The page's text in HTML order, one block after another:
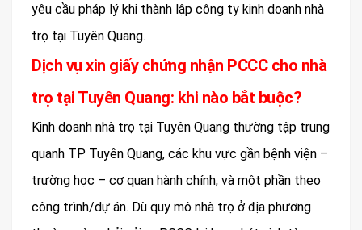
yêu cầu pháp lý khi thành lập công ty kinh doanh nhà
trọ tại Tuyên Quang.
Dịch vụ xin giấy chứng nhận PCCC cho nhà
trọ tại Tuyên Quang: khi nào bắt buộc?
Kinh doanh nhà trọ tại Tuyên Quang thường tập trung
quanh TP Tuyên Quang, các khu vực gần bệnh viện –
trường học – cơ quan hành chính, và một phần theo
công trình/dự án. Dù quy mô nhà trọ ở địa phương